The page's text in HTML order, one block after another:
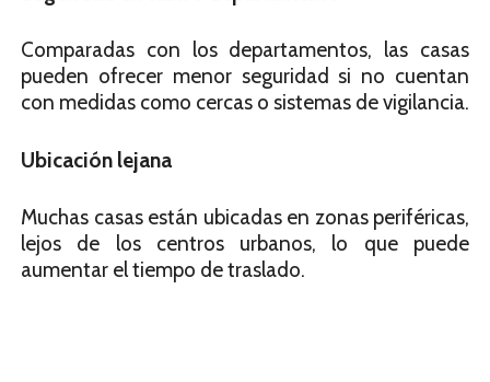
Comparadas con los departamentos, las casas
pueden ofrecer menor seguridad si no cuentan
con medidas como cercas o sistemas de vigilancia.
Ubicación lejana
Muchas casas están ubicadas en zonas periféricas,
lejos de los centros urbanos, lo que puede
aumentar el tiempo de traslado.